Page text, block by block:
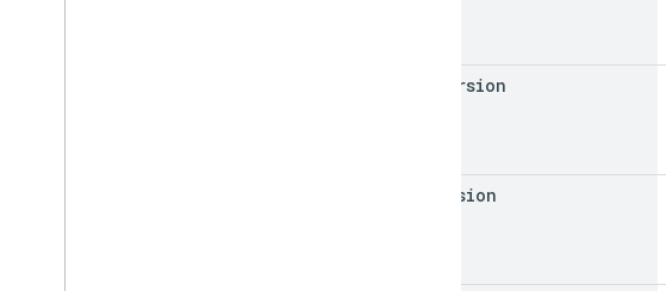
Version
Version